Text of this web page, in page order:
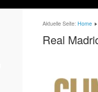
Aktuelle Seite: Home
Real